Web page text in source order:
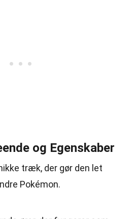
og Egenskaber
træk, der gør den let
Pokémon.